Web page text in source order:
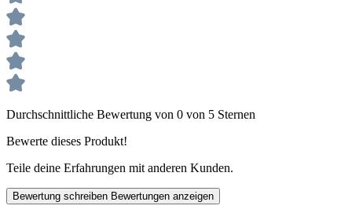
Durchschnittliche Bewertung von 0 von 5 Sternen
Bewerte dieses Produkt!
Teile deine Erfahrungen mit anderen Kunden.
Bewertung schreiben Bewertungen anzeigen